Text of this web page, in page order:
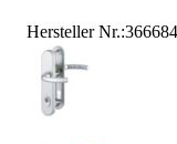
Hersteller Nr.: